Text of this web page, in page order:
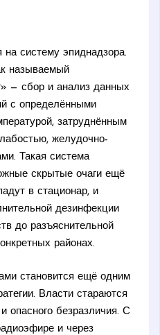
на систему эпиднадзора.
называемый
— сбор и анализ данных
с определёнными
затруднённым
желудочно-
Такая система
скрытые очаги ещё
в стационар, и
дезинфекции
до разъяснительной
районах.
становится ещё одним
Власти стараются
опасного безразличия. С
и через